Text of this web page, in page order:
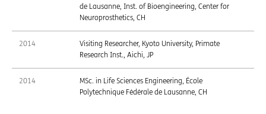
de Lausanne, Inst. of Bioengineering, Center for
Neuroprosthetics, CH
2014
Visiting Researcher, Kyoto University, Primate
Research Inst., Aichi, JP
2014
MSc. in Life Sciences Engineering, École
Polytechnique Fédérale de Lausanne, CH